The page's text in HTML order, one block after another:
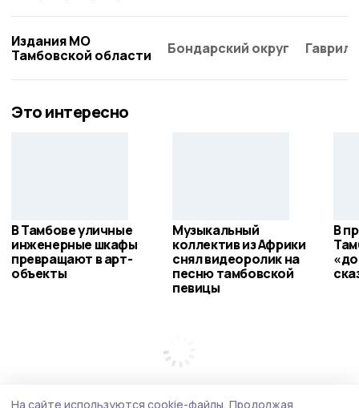
Издания МО
Тамбовской области
Бондарский округ
Это интересно
В Тамбове уличные
инженерные шкафы
превращают в арт-
объекты
Музыкальный
коллектив из Африки
снял видеоролик на
песню тамбовской
певицы
В
На сайте используются cookie-файлы. Продолжая